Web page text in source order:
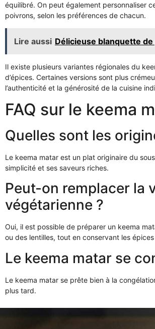
équilibré. On peut également personnaliser
poivrons, selon les préférences de chacun.
Lire aussi Délicieuse blanquette
Il existe plusieurs variantes régionales du
d’épices. Certaines versions sont plus
l’authenticité et la générosité de la cuisine
FAQ sur le keema
Quelles sont les
Le keema matar est un plat originaire du
simplicité et ses saveurs riches.
Peut-on remplacer la
végétarienne ?
Oui, il est possible de préparer un keema
ou des lentilles, tout en conservant les
Le keema matar se
Le keema matar se prête bien à la
plus tard.